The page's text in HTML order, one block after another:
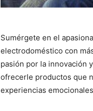
Sumérgete en el
electrodoméstico con
pasión por la innovación
ofrecerle productos que
experiencias